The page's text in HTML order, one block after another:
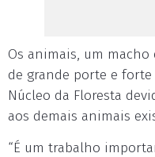
Os animais, um macho
de grande porte e
Núcleo da Floresta
aos demais animais
“É um trabalho